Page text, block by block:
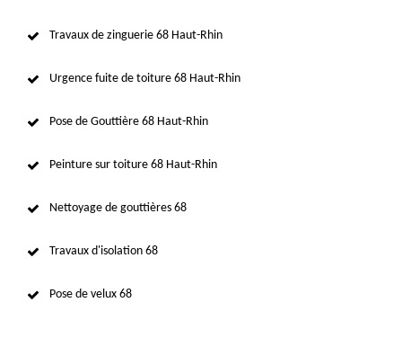
Travaux de zinguerie 68 Haut-Rhin
Urgence fuite de toiture 68 Haut-Rhin
Pose de Gouttière 68 Haut-Rhin
Peinture sur toiture 68 Haut-Rhin
Nettoyage de gouttières 68
Travaux d'isolation 68
Pose de velux 68